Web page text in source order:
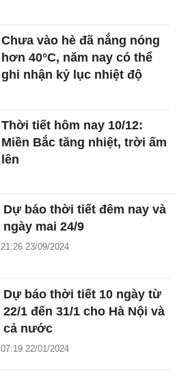
Chưa vào hè đã nắng nóng
hơn 40°C, năm nay có thể
ghi nhận kỷ lục nhiệt độ
Thời tiết hôm nay 10/12:
Miền Bắc tăng nhiệt, trời ấm
lên
Dự báo thời tiết đêm nay và
ngày mai 24/9
21:26 23/09/2024
Dự báo thời tiết 10 ngày từ
22/1 đến 31/1 cho Hà Nội và
cả nước
07:19 22/01/2024